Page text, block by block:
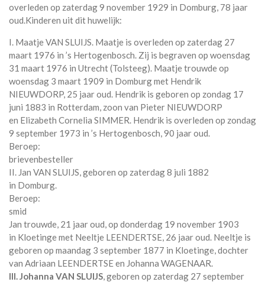
overleden op zaterdag 9 november 1929 in Domburg, 78 jaar
oud.Kinderen uit dit huwelijk:
I. Maatje VAN SLUIJS. Maatje is overleden op zaterdag 27
maart 1976 in ’s Hertogenbosch. Zij is begraven op woensdag
31 maart 1976 in Utrecht (Tolsteeg). Maatje trouwde op
woensdag 3 maart 1909 in Domburgmet Hendrik
NIEUWDORP, 25 jaar oud. Hendrik is geboren op zondag 17
juni 1883 in Rotterdam, zoon van Pieter NIEUWDORP
en Elizabeth Cornelia SIMMER. Hendrik is overleden op zondag
9 september 1973 in ’s Hertogenbosch, 90 jaar oud.
Beroep:
brievenbesteller
II. Jan VAN SLUIJS, geboren op zaterdag 8 juli 1882
in Domburg.
Beroep:
smid
Jan trouwde, 21 jaar oud, op donderdag 19 november 1903
in Kloetingemet Neeltje LEENDERTSE, 26 jaar oud. Neeltje is
geboren op maandag 3 september 1877 in Kloetinge, dochter
van Adriaan LEENDERTSE en Johanna WAGENAAR.
III. Johanna VAN SLUIJS, geboren op zaterdag 27 september